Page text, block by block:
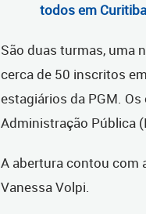
todos em Curitiba
São duas turmas, uma
cerca de 50 inscritos
estagiários da PGM.
Administração Pública
A abertura contou com
Vanessa Volpi.